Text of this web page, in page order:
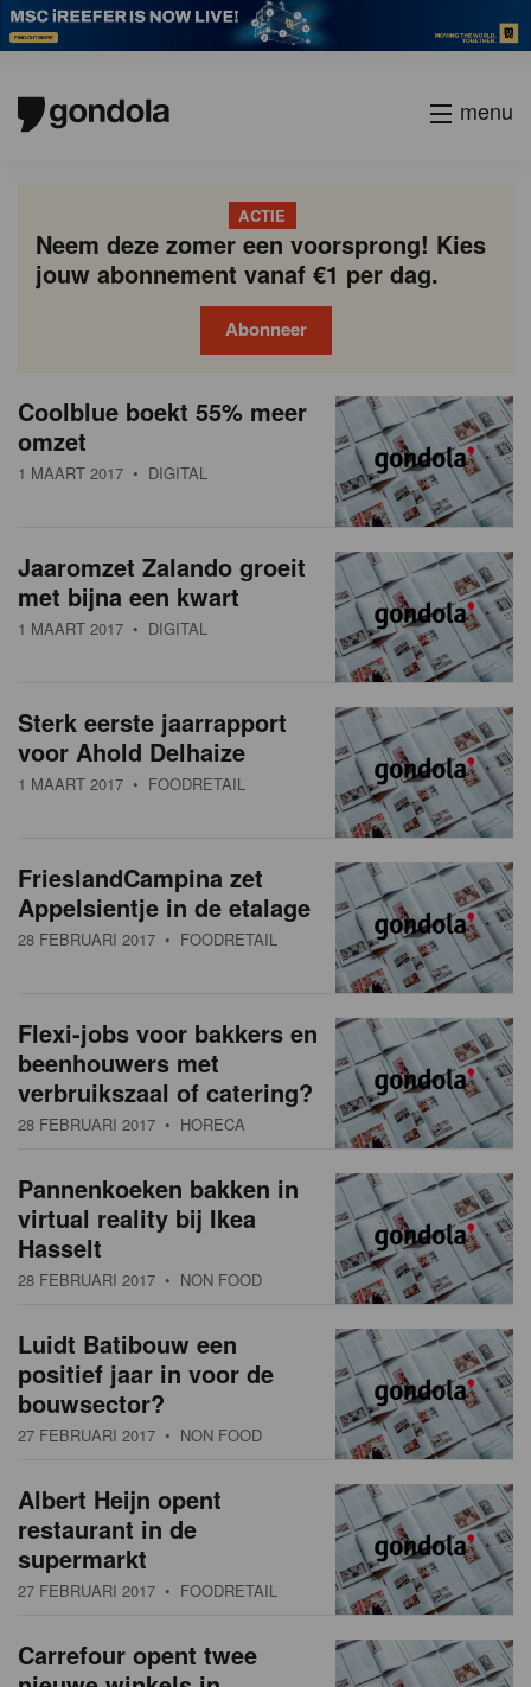
menu
ACTIE
Neem deze zomer een voorsprong! Kies
jouw abonnement vanaf €1 per dag.
Abonneer
N
e
w
s
e
c
Coolblue boekt 55% meer
omzet
1 MAART 2017 • DIGITAL
Jaaromzet Zalando groeit
met bijna een kwart
1 MAART 2017 • DIGITAL
Sterk eerste jaarrapport
voor Ahold Delhaize
1 MAART 2017 • FOODRETAIL
FrieslandCampina zet
Appelsientje in de etalage
28 FEBRUARI 2017 • FOODRETAIL
Flexi-jobs voor bakkers en
beenhouwers met
verbruikszaal of catering?
28 FEBRUARI 2017 • HORECA
Pannenkoeken bakken in
virtual reality bij Ikea
Hasselt
28 FEBRUARI 2017 • NON FOOD
Luidt Batibouw een
positief jaar in voor de
bouwsector?
27 FEBRUARI 2017 • NON FOOD
Albert Heijn opent
restaurant in de
supermarkt
27 FEBRUARI 2017 • FOODRETAIL
Carrefour opent twee
P
a
g
a
t
i
Vorige
Page
Page
Page
Page
Current
page
Page
Page
Page
Page
Volgende
academy
society